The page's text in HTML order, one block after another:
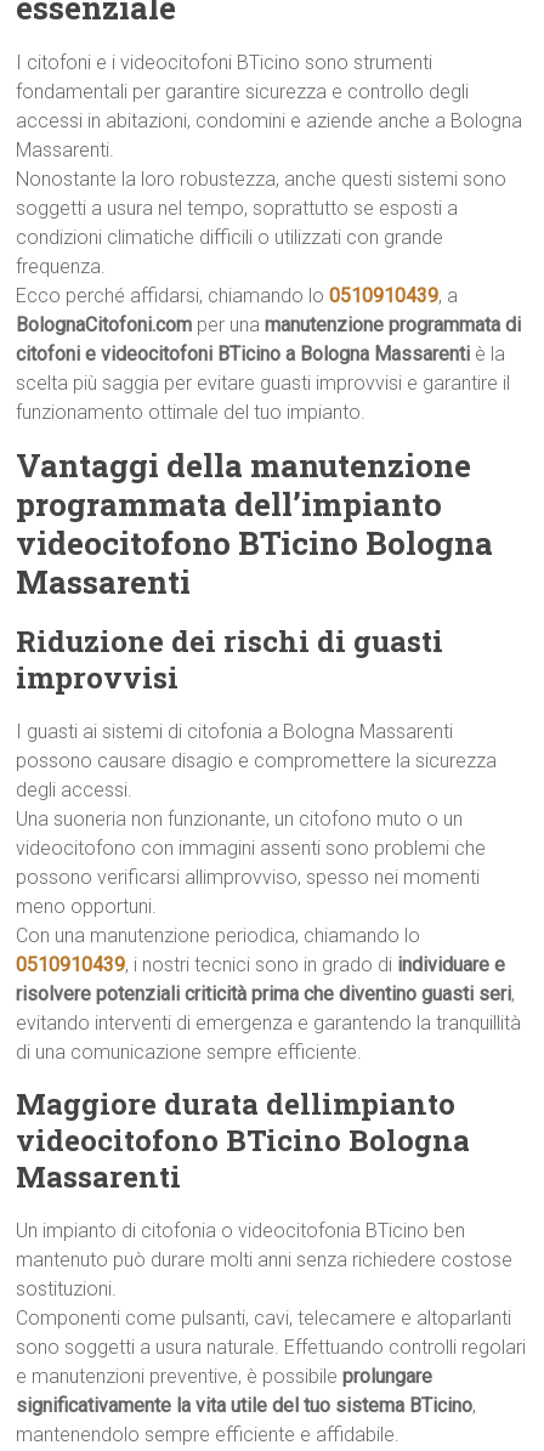
I citofoni e i videocitofoni BTicino sono strumenti
fondamentali per garantire sicurezza e controllo degli
accessi in abitazioni, condomini e aziende anche a Bologna
Massarenti.
Nonostante la loro robustezza, anche questi sistemi sono
soggetti a usura nel tempo, soprattutto se esposti a
condizioni climatiche difficili o utilizzati con grande
frequenza.
Ecco perché affidarsi, chiamando lo0510910439, a
BolognaCitofoni.com per unamanutenzione programmata di
citofoni e videocitofoni BTicino a Bologna Massarenti è la
scelta più saggia per evitare guasti improvvisi e garantire il
funzionamento ottimale del tuo impianto.
Vantaggi della manutenzione
programmata dell’impianto
videocitofono BTicino Bologna
Massarenti
Riduzione dei rischi di guasti
improvvisi
I guasti ai sistemi di citofonia a Bologna Massarenti
possono causare disagio e compromettere la sicurezza
degli accessi.
Una suoneria non funzionante, un citofono muto o un
videocitofono con immagini assenti sono problemi che
possono verificarsi allimprovviso, spesso nei momenti
meno opportuni.
Con una manutenzione periodica, chiamando lo
0510910439, i nostri tecnici sono in grado di individuare e
risolvere potenziali criticità prima che diventino guasti seri,
evitando interventi di emergenza e garantendo la tranquillità
di una comunicazione sempre efficiente.
Maggiore durata dellimpianto
videocitofono BTicino Bologna
Massarenti
Un impianto di citofonia o videocitofonia BTicino ben
mantenuto può durare molti anni senza richiedere costose
sostituzioni.
Componenti come pulsanti, cavi, telecamere e altoparlanti
sono soggetti a usura naturale. Effettuando controlli regolari
e manutenzioni preventive, è possibileprolungare
significativamente la vita utile del tuo sistema BTicino,
mantenendolo sempre efficiente e affidabile.